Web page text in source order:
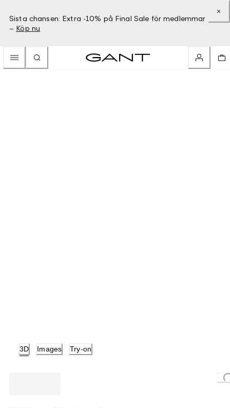
Sista chansen: Extra -10% på Final Sale för medlemmar
– Köp nu
3D Images Try-on
Loading...